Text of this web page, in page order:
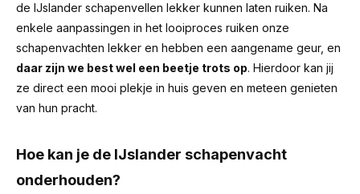
de IJslander schapenvellen lekker kunnen laten ruiken. Na
enkele aanpassingen in het looiproces ruiken onze
schapenvachten lekker en hebben een aangename geur, en
daar zijn we best wel een beetje trots op. Hierdoor kan jij
ze direct een mooi plekje in huis geven en meteen genieten
van hun pracht.
Hoe kan je de IJslander schapenvacht
onderhouden?